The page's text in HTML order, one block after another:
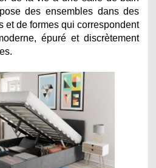
des ensembles dans des
et de formes qui correspondent
épuré et discrètement